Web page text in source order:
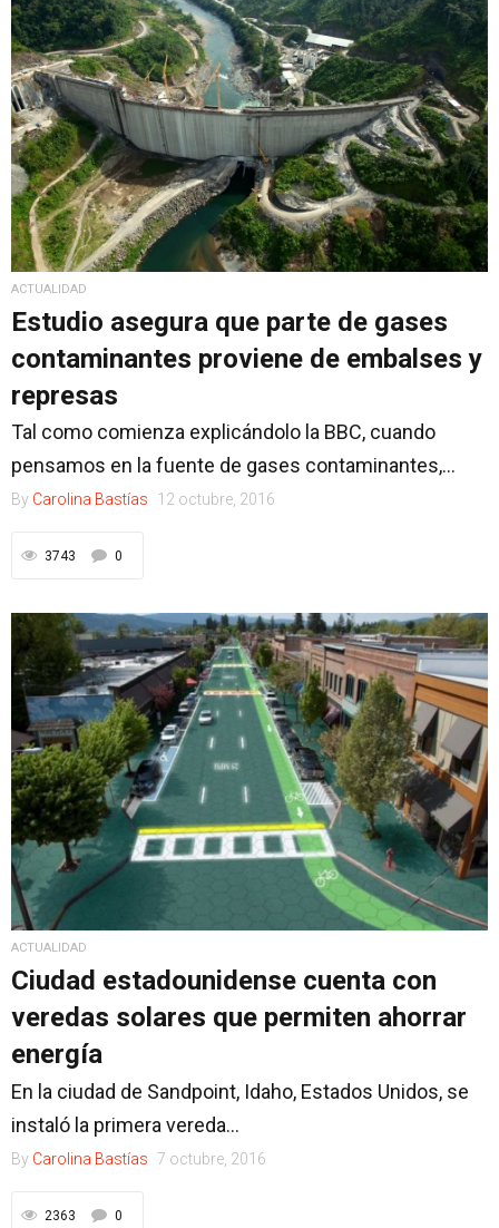
ACTUALIDAD
Estudio asegura que parte de gases
contaminantes proviene de embalses y
represas
Tal como comienza explicándolo la BBC, cuando
pensamos en la fuente de gases contaminantes,...
By Carolina Bastías 12 octubre, 2016
3743 0
ACTUALIDAD
Ciudad estadounidense cuenta con
veredas solares que permiten ahorrar
energía
En la ciudad de Sandpoint, Idaho, Estados Unidos, se
instaló la primera vereda...
By Carolina Bastías 7 octubre, 2016
2363 0